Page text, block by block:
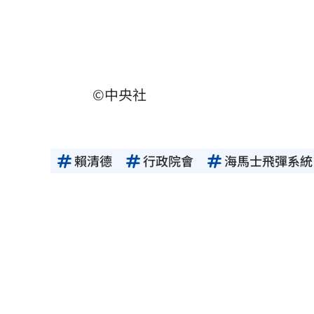
©中央社
賴清德 行政院會 海馬士飛彈系統